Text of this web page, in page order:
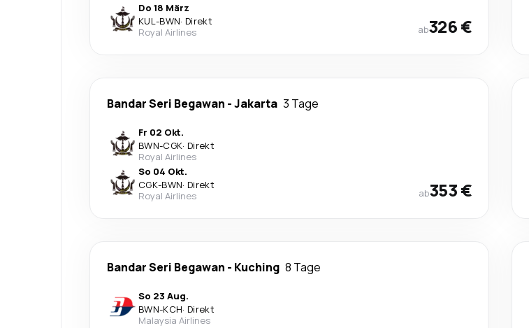
Do 18 März
KUL-BWN· Direkt
Royal Airlines
ab326 €
Bandar Seri Begawan -Jakarta 3 Tage
Fr 02 Okt.
BWN-CGK· Direkt
Royal Airlines
So 04 Okt.
CGK-BWN· Direkt
Royal Airlines
ab353 €
Bandar Seri Begawan - Kuching 8 Tage
So 23 Aug.
BWN-KCH· Direkt
Malaysia Airlines